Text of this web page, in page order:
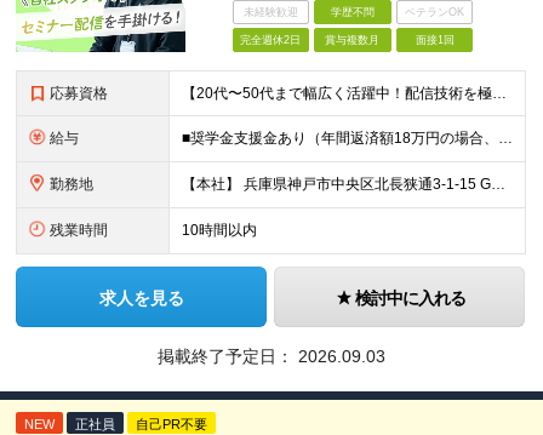
未経験歓迎 学歴不問 ベテランOK
完全週休2日 賞与複数月 面接1回
応募資格 【20代〜50代まで幅広く活躍中！配信技術を極めたい方】 ★周囲と円滑なコミュニケーションを取り、前向きに改善提案ができる方を歓迎します！ ◆学歴不問 ◆企業・スタジオ等でのライブ配信（Zoom/Y
給与 ■奨学金支援金あり（年間返済額18万円の場合、全額補助） ■住宅手当（1～2.5万円）＋資格取得補助あり ＼想定年収400万〜600万円／ 月給27万〜40万円＋各種手当 ※スキル・経験・前職給与
勤務地 【本社】 兵庫県神戸市中央区北長狭通3-1-15 Gビル神戸三宮3F ※転勤はありません ※(変更の範囲)上記を除く当社関連勤務地
残業時間 10時間以内
求人を見る 検討中に入れる
掲載終了予定日： 2026.09.03
NEW 正社員 自己PR不要